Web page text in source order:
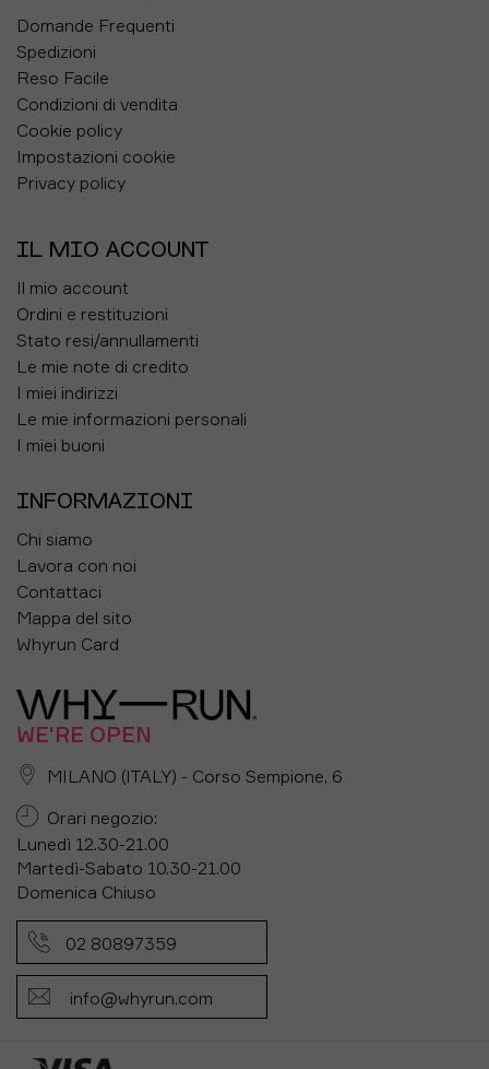
Domande Frequenti
Spedizioni
Reso Facile
Condizioni di vendita
Cookie policy
Impostazioni cookie
Privacy policy
IL MIO ACCOUNT
Il mio account
Ordini e restituzioni
Stato resi/annullamenti
Le mie note di credito
I miei indirizzi
Le mie informazioni personali
I miei buoni
INFORMAZIONI
Chi siamo
Lavora con noi
Contattaci
Mappa del sito
Whyrun Card
WE'RE OPEN
MILANO (ITALY) - Corso Sempione, 6
Orari negozio:
Lunedì 12.30-21.00
Martedì-Sabato 10.30-21.00
Domenica Chiuso
02 80897359
info@whyrun.com